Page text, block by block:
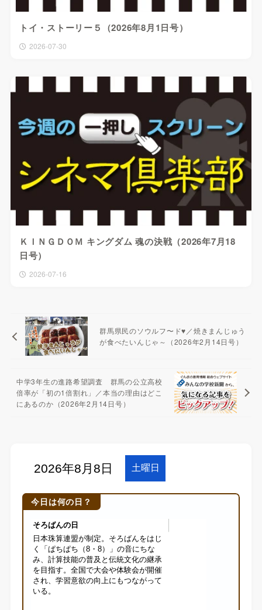
トイ・ストーリー５（2026年8月1日号）
2026-07-30
ＫＩＮＧＤＯＭ キングダム 魂の決戦（2026年7月18
日号）
2026-07-16
群馬県民のソウルフ〜ド♥／焼きまんじゅう
が食べたいんじゃ～（2026年2月14日号）
中学3年生の進路希望調査 群馬の公立高校
倍率が「初の1倍割れ」／本当の理由はどこ
にあるのか（2026年2月14日号）
今日は何の日？